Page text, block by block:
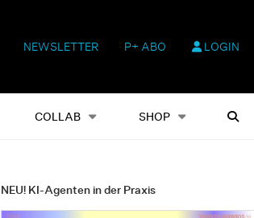
NEWSLETTER P+ ABO LOGIN
COLLAB SHOP
Shop Heftausgaben Suchen
NEU! KI-Agenten in der Praxis